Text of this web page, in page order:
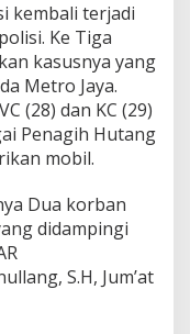
kembali terjadi
Ke Tiga
kasusnya yang
Metro Jaya.
(28) dan KC (29)
Penagih Hutang
mobil.
Dua korban
didampingi
S.H, Jum’at